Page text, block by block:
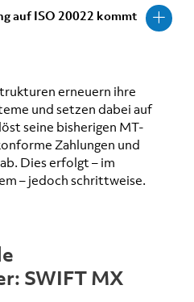
auf ISO 20022 kommt
erneuern ihre
und setzen dabei auf
seine bisherigen MT-
Zahlungen und
Dies erfolgt – im
– jedoch schrittweise.
SWIFT MX